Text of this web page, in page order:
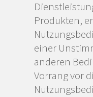
Produkten,
einer
anderen
Vorrang vor